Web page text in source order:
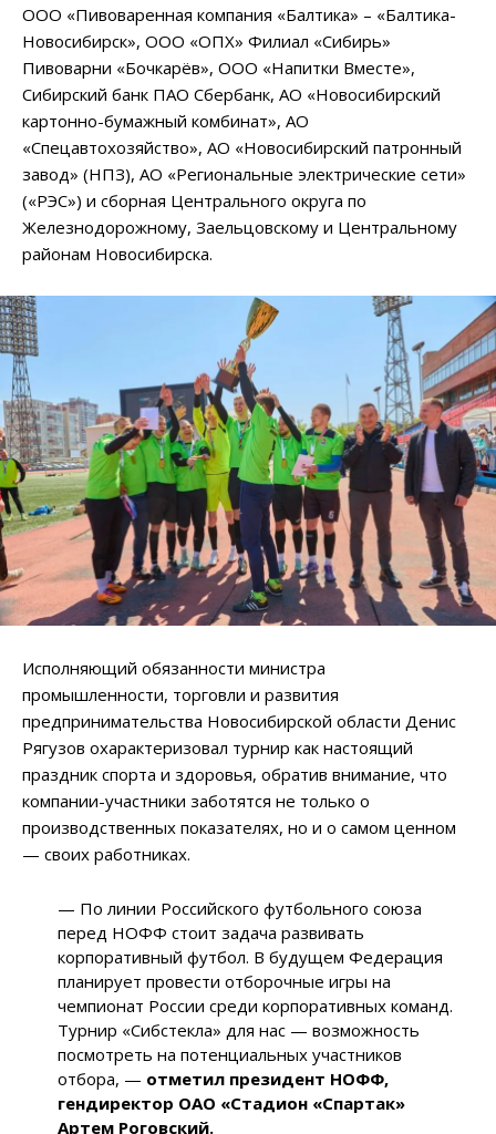
ООО «Пивоваренная компания «Балтика» – «Балтика-
Новосибирск», ООО «ОПХ» Филиал «Сибирь»
Пивоварни «Бочкарёв», ООО «Напитки Вместе»,
Сибирский банк ПАО Сбербанк, АО «Новосибирский
картонно-бумажный комбинат», АО
«Спецавтохозяйство», АО «Новосибирский патронный
завод» (НПЗ), АО «Региональные электрические сети»
(«РЭС») и сборная Центрального округа по
Железнодорожному, Заельцовскому и Центральному
районам Новосибирска.
Исполняющий обязанности министра
промышленности, торговли и развития
предпринимательства Новосибирской области Денис
Рягузов охарактеризовал турнир как настоящий
праздник спорта и здоровья, обратив внимание, что
компании-участники заботятся не только о
производственных показателях, но и о самом ценном
— своих работниках.
— По линии Российского футбольного союза
перед НОФФ стоит задача развивать
корпоративный футбол. В будущем Федерация
планирует провести отборочные игры на
чемпионат России среди корпоративных команд.
Турнир «Сибстекла» для нас — возможность
посмотреть на потенциальных участников
отбора, — отметил президент НОФФ,
гендиректор ОАО «Стадион «Спартак»
Артем Роговский.